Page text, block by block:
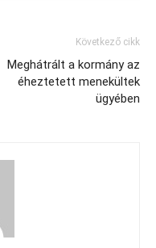
Következő cikk
Meghátrált a kormány az
éheztetett menekültek
ügyében